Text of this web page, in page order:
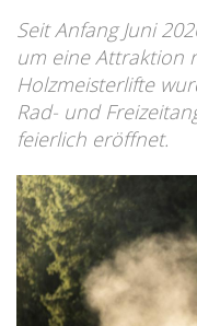
Seit Anfang Juni
um eine Attraktion
Holzmeisterlifte
Rad- und
feierlich eröffnet.